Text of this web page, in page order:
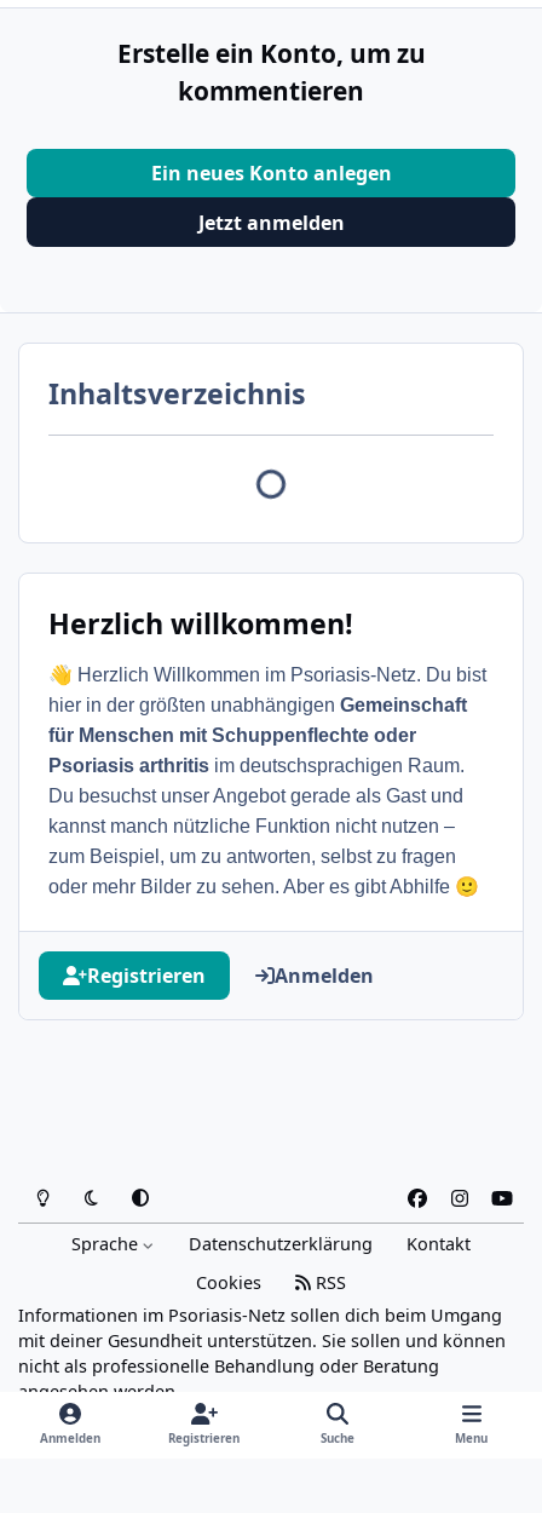
Erstelle ein Konto, um zu
kommentieren
Ein neues Konto anlegen
Jetzt anmelden
Inhaltsverzeichnis
Herzlich willkommen!
👋 Herzlich Willkommen im Psoriasis-Netz. Du bist
hier in der größten unabhängigen Gemeinschaft
für Menschen mit Schuppenflechte oder
Psoriasis arthritis im deutschsprachigen Raum.
Du besuchst unser Angebot gerade als Gast und
kannst manch nützliche Funktion nicht nutzen –
zum Beispiel, um zu antworten, selbst zu fragen
oder mehr Bilder zu sehen. Aber es gibt Abhilfe 🙂
Registrieren Anmelden
Heller ModusDunkler Modus
Systemeinstellung
a
b
o
o
n
s
a
g
o
u
b
Sprache Datenschutzerklärung
Kontakt
Cookies
RSS
Informationen im Psoriasis-Netz sollen dich beim Umgang
mit deiner Gesundheit unterstützen. Sie sollen und können
nicht als professionelle Behandlung oder Beratung
angesehen werden.
Powered by
Invision Community
Anmelden Registrieren Suche Menu